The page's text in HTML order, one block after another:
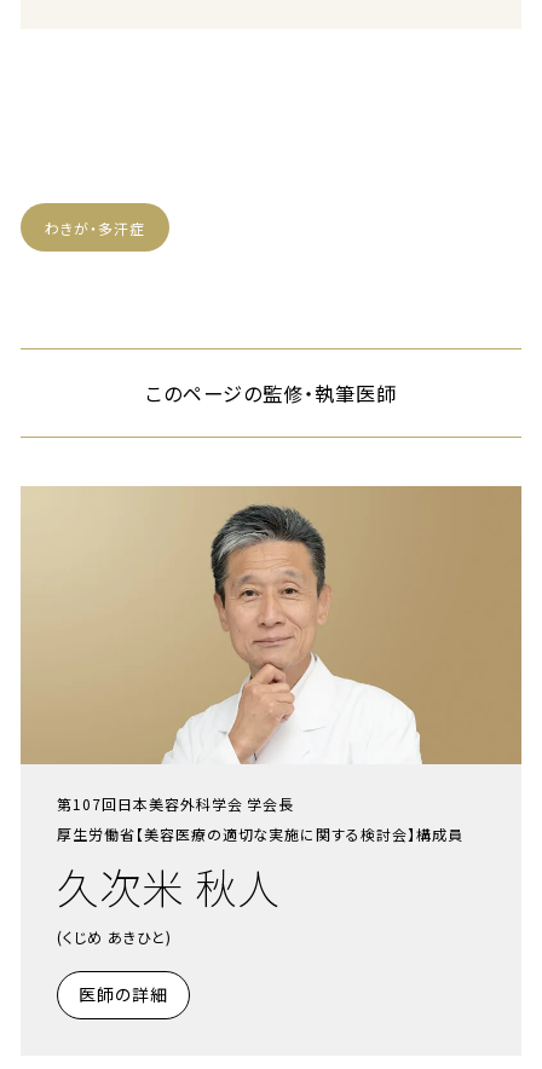
わきが・多汗症
このページの監修・執筆医師
第107回日本美容外科学会 学会長
厚生労働省【美容医療の適切な実施に関する検討会】構成員
久次米 秋人
(くじめ あきひと)
医師の詳細